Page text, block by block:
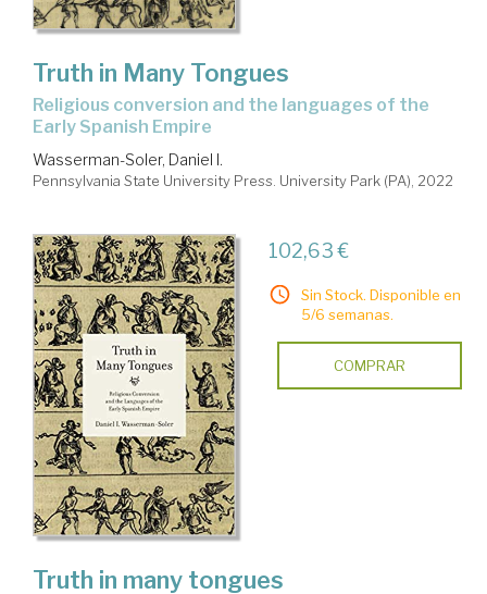
Truth in Many Tongues
religious conversion and the languages of the
Early Spanish Empire
Wasserman-Soler, Daniel I.
Pennsylvania State University Press. University Park (PA), 2022
102,63 €
Sin Stock. Disponible en
5/6 semanas.
COMPRAR
Truth in many tongues